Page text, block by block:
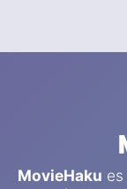
MovieHaku